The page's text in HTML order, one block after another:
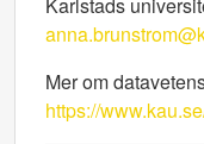
Mer om
https://